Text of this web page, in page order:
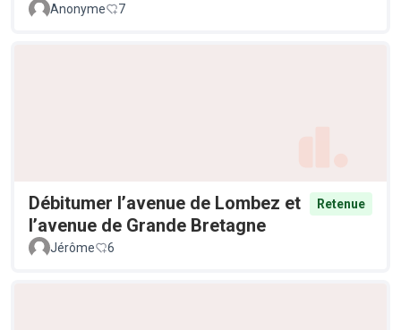
Anonyme
7
Débitumer l’avenue de Lombez et
l’avenue de Grande Bretagne
Retenue
Jérôme 6